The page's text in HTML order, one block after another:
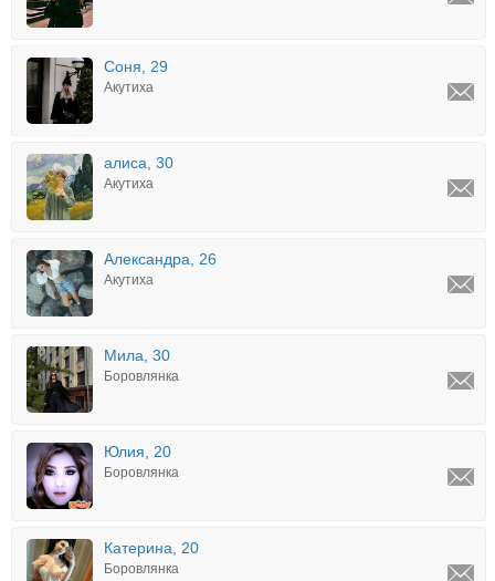
Соня, 29
Акутиха
алиса, 30
Акутиха
Александра, 26
Акутиха
Мила, 30
Боровлянка
Юлия, 20
Боровлянка
Катерина, 20
Боровлянка